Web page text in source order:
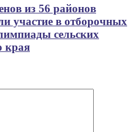
из 56 районов
участие в отборочных
сельских
края